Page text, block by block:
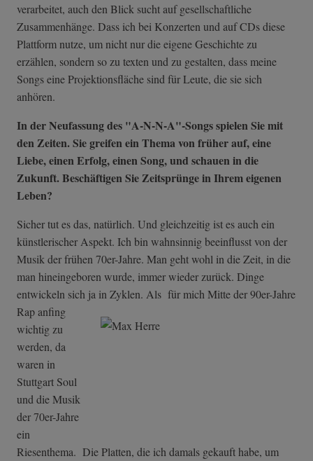
verarbeitet, auch den Blick sucht auf gesellschaftliche
Zusammenhänge. Dass ich bei Konzerten und auf CDs diese
Plattform nutze, um nicht nur die eigene Geschichte zu
erzählen, sondern so zu texten und zu gestalten, dass meine
Songs eine Projektionsfläche sind für Leute, die sie sich
anhören.
In der Neufassung des "A-N-N-A"-Songs spielen Sie mit
den Zeiten. Sie greifen ein Thema von früher auf, eine
Liebe, einen Erfolg, einen Song, und schauen in die
Zukunft. Beschäftigen Sie Zeitsprünge in Ihrem eigenen
Leben?
Sicher tut es das, natürlich. Und gleichzeitig ist es auch ein
künstlerischer Aspekt. Ich bin wahnsinnig beeinflusst von der
Musik der frühen 70er-Jahre. Man geht wohl in die Zeit, in die
man hineingeboren wurde, immer wieder zurück. Dinge
entwickeln sich ja in Zyklen. Als für mich Mitte der 90er-Jahre
Rap anfing
wichtig zu
werden, da
waren in
Stuttgart Soul
und die Musik
der 70er-Jahre
ein
Riesenthema. Die Platten, die ich damals gekauft habe, um